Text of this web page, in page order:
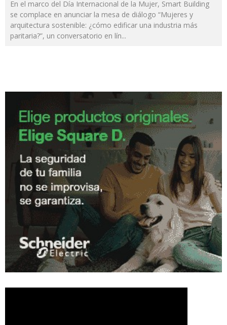
En el marco del Día Internacional de la Mujer, Smart Building
se complace en anunciar la mesa de diálogo “Mujeres y
arquitectura sostenible: ¿cómo edificar una industria más
paritaria?”, un conversatorio en lín...